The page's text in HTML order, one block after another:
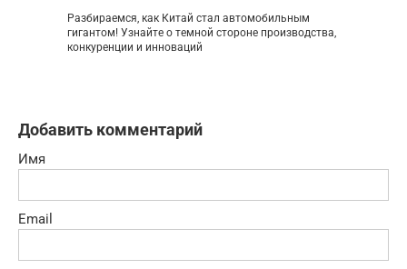
Разбираемся, как Китай стал автомобильным
гигантом! Узнайте о темной стороне производства,
конкуренции и инноваций
Добавить комментарий
Имя
Email